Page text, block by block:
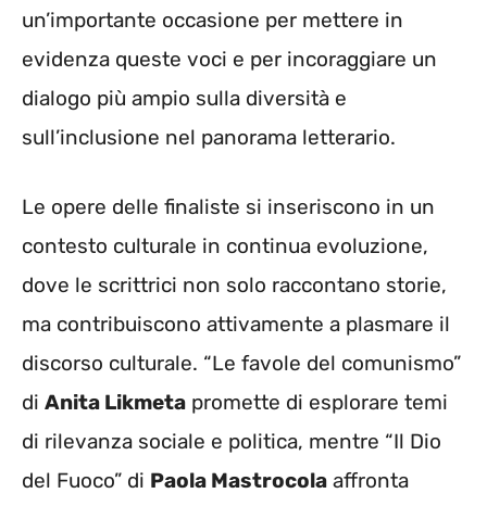
un’importante occasione per mettere in
evidenza queste voci e per incoraggiare un
dialogo più ampio sulla diversità e
sull’inclusione nel panorama letterario.
Le opere delle finaliste si inseriscono in un
contesto culturale in continua evoluzione,
dove le scrittrici non solo raccontano storie,
ma contribuiscono attivamente a plasmare il
discorso culturale. “Le favole del comunismo”
di Anita Likmeta promette di esplorare temi
di rilevanza sociale e politica, mentre “Il Dio
del Fuoco” di Paola Mastrocola affronta